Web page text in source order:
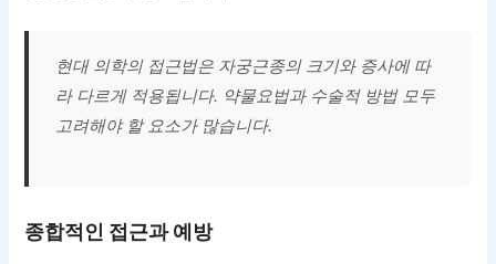
현대 의학의 접근법은 자궁근종의 크기와 증사에 따
라 다르게 적용됩니다. 약물요법과 수술적 방법 모두
고려해야 할 요소가 많습니다.
종합적인 접근과 예방